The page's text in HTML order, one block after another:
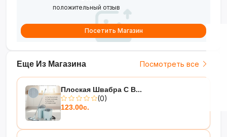
Еще Из Магазина Посмотреть все
Плоская Швабра С В...
(0)
123.00с.
положительный отзыв
Посетить Магазин